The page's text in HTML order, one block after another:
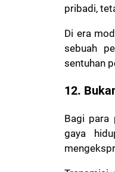
pribadi,
Di era
sebuah
sentuhan
12.
Bagi para
gaya